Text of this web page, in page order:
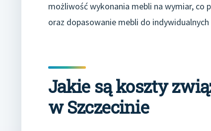
możliwość wykonania mebli na wymiar, co
oraz dopasowanie mebli do
Jakie są koszty
w Szczecinie